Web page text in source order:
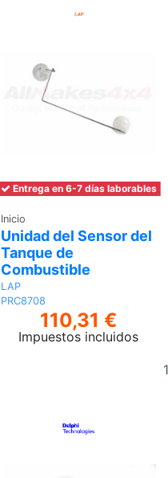
Entrega en 6-7 días laborables
Inicio
Unidad del Sensor del
Tanque de
Combustible
LAP
PRC8708
110,31 €
Impuestos incluidos